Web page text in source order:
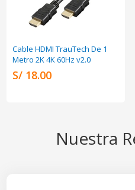
Cable HDMI TrauTech De 1
Metro 2K 4K 60Hz v2.0
S/ 18.00
Nuestra